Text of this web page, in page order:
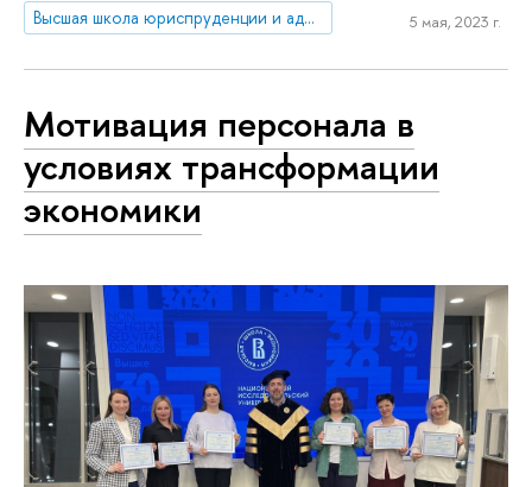
Высшая школа юриспруденции и администрирования 5 мая, 2023 г.
Мотивация персонала в
условиях трансформации
экономики